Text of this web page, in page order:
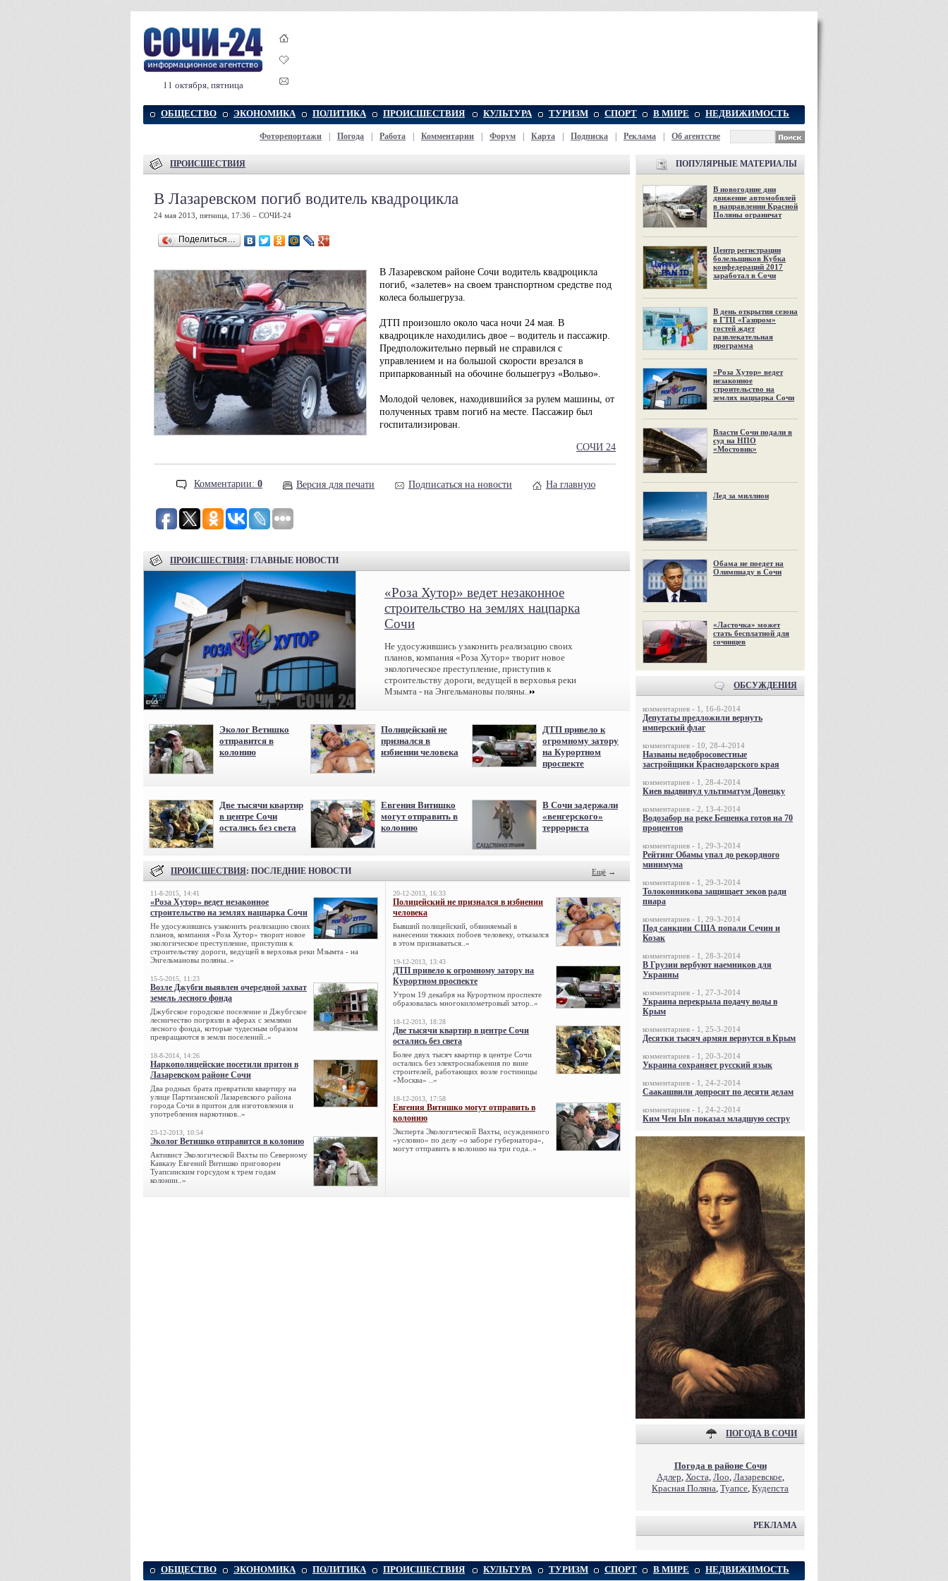
11 октября, пятница
ОБЩЕСТВО ЭКОНОМИКА ПОЛИТИКА ПРОИСШЕСТВИЯ КУЛЬТУРА ТУРИЗМ СПОРТ В МИРЕ НЕДВИЖИМОСТЬ
Фоторепортажи Погода Работа Комментарии Форум Карта Подписка Реклама Об агентстве
ПРОИСШЕСТВИЯ
В Лазаревском погиб водитель квадроцикла
24 мая 2013, пятница, 17:36 – СОЧИ-24
Поделиться…
В Лазаревском районе Сочи водитель квадроцикла
погиб, «залетев» на своем транспортном средстве под
колеса большегруза.
ДТП произошло около часа ночи 24 мая. В
квадроцикле находились двое – водитель и пассажир.
Предположительно первый не справился с
управлением и на большой скорости врезался в
припаркованный на обочине большегруз «Вольво».
Молодой человек, находившийся за рулем машины, от
полученных травм погиб на месте. Пассажир был
госпитализирован.
СОЧИ 24
Комментарии: 0 Версия для печати Подписаться на новости На главную
ПРОИСШЕСТВИЯ: ГЛАВНЫЕ НОВОСТИ
«Роза Хутор» ведет незаконное
строительство на землях нацпарка
Сочи
Не удосужившись узаконить реализацию своих
планов, компания «Роза Хутор» творит новое
экологическое преступление, приступив к
строительству дороги, ведущей в верховья реки
Мзымта - на Энгельмановы поляны..
Эколог Ветишко
отправится в
колонию
Полицейский не
признался в
избиении человека
ДТП привело к
огромному затору
на Курортном
проспекте
Две тысячи квартир
в центре Сочи
остались без света
Евгения Витишко
могут отправить в
колонию
В Сочи задержали
«венгерского»
террориста
ПРОИСШЕСТВИЯ: ПОСЛЕДНИЕ НОВОСТИ Ещё →
11-8-2015, 14:41
«Роза Хутор» ведет незаконное
строительство на землях нацпарка Сочи
Не удосужившись узаконить реализацию своих
планов, компания «Роза Хутор» творит новое
экологическое преступление, приступив к
строительству дороги, ведущей в верховья реки Мзымта - на
Энгельмановы поляны..»
15-5-2015, 11:23
Возле Джубги выявлен очередной захват
земель лесного фонда
Джубгское городское поселение и Джубгское
лесничество погрязли в аферах с землями
лесного фонда, которые чудесным образом
превращаются в земли поселений..»
18-8-2014, 14:26
Наркополицейские посетили притон в
Лазаревском районе Сочи
Два родных брата превратили квартиру на
улице Партизанской Лазаревского района
города Сочи в притон для изготовления и
употребления наркотиков..»
23-12-2013, 10:54
Эколог Ветишко отправится в колонию
Активист Экологической Вахты по Северному
Кавказу Евгений Витишко приговорен
Туапсинским горсудом к трем годам
колонии..»
20-12-2013, 16:33
Полицейский не признался в избиении
человека
Бывший полицейский, обвиняемый в
нанесении тяжких побоев человеку, отказался
в этом признаваться..»
19-12-2013, 13:43
ДТП привело к огромному затору на
Курортном проспекте
Утром 19 декабря на Курортном проспекте
образовалась многокилометровый затор..»
18-12-2013, 18:28
Две тысячи квартир в центре Сочи
остались без света
Более двух тысяч квартир в центре Сочи
остались без электроснабжения по вине
строителей, работающих возле гостиницы
«Москва» ..»
18-12-2013, 17:58
Евгения Витишко могут отправить в
колонию
Эксперта Экологической Вахты, осужденного
«условно» по делу «о заборе губернатора»,
могут отправить в колонию на три года..»
ПОПУЛЯРНЫЕ МАТЕРИАЛЫ
В новогодние дни
движение автомобилей
в направлении Красной
Поляны ограничат
Центр регистрации
болельщиков Кубка
конфедераций 2017
заработал в Сочи
В день открытия сезона
в ГТЦ «Газпром»
гостей ждет
развлекательная
программа
«Роза Хутор» ведет
незаконное
строительство на
землях нацпарка Сочи
Власти Сочи подали в
суд на НПО
«Мостовик»
Лед за миллион
Обама не поедет на
Олимпиаду в Сочи
«Ласточка» может
стать бесплатной для
сочинцев
ОБСУЖДЕНИЯ
комментариев - 1, 16-6-2014
Депутаты предложили вернуть
имперский флаг
комментариев - 10, 28-4-2014
Названы недобросовестные
застройщики Краснодарского края
комментариев - 1, 28-4-2014
Киев выдвинул ультиматум Донецку
комментариев - 2, 13-4-2014
Водозабор на реке Бешенка готов на 70
процентов
комментариев - 1, 29-3-2014
Рейтинг Обамы упал до рекордного
минимума
комментариев - 1, 29-3-2014
Толоконникова защищает зеков ради
пиара
комментариев - 1, 29-3-2014
Под санкции США попали Сечин и
Козак
комментариев - 1, 28-3-2014
В Грузии вербуют наемников для
Украины
комментариев - 1, 27-3-2014
Украина перекрыла подачу воды в
Крым
комментариев - 1, 25-3-2014
Десятки тысяч армян вернутся в Крым
комментариев - 1, 20-3-2014
Украина сохраняет русский язык
комментариев - 1, 24-2-2014
Саакашвили допросят по десяти делам
комментариев - 1, 24-2-2014
Ким Чен Ын показал младшую сестру
ПОГОДА В СОЧИ
Погода в районе Сочи
Адлер, Хоста, Лоо, Лазаревское,
Красная Поляна, Туапсе, Кудепста
РЕКЛАМА
ОБЩЕСТВО ЭКОНОМИКА ПОЛИТИКА ПРОИСШЕСТВИЯ КУЛЬТУРА ТУРИЗМ СПОРТ В МИРЕ НЕДВИЖИМОСТЬ